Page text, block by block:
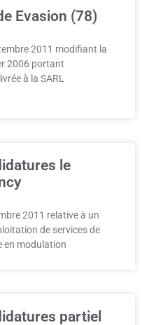
Evasion (78)
2011 modifiant la
2006 portant
à la SARL
le
2011 relative à un
de services de
en modulation
partiel